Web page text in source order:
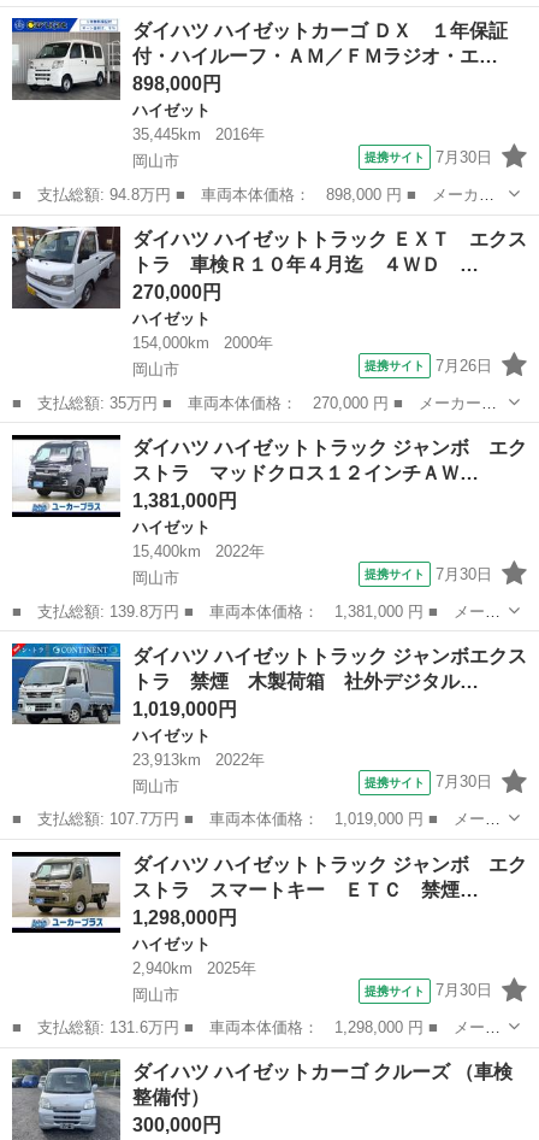
名： ダイハツ ■ 車種名： ハイゼットトラック ■ グレード
名： スタンダード ＭＴ５速 ＡＭ／ＦＭラジオ オートライト
アイドリングスト...
岡山 岡山市 ハイゼット
ダイハツ ハイゼットカーゴ ＤＸ １年保証
付・ハイルーフ・ＡＭ／ＦＭラジオ・エ…
898,000円
ハイゼット
35,445km
2016年
岡山市
提携サイト 7月30日
■ 支払総額: 94.8万円 ■ 車両本体価格： 898,000 円 ■ メーカー
名： ダイハツ ■ 車種名： ハイゼットカーゴ ■ グレード名：
ＤＸ １年保証付・ハイルーフ・ＡＭ／ＦＭラジオ・エアバッグ・パ
ワーステアリ...
岡山 岡山市 ハイゼット
ダイハツ ハイゼットトラック ＥＸＴ エクス
トラ 車検Ｒ１０年４月迄 ４ＷＤ …
270,000円
ハイゼット
154,000km
2000年
岡山市
提携サイト 7月26日
■ 支払総額: 35万円 ■ 車両本体価格： 270,000 円 ■ メーカー
名： ダイハツ ■ 車種名： ハイゼットトラック ■ グレード
名： ＥＸＴ エクストラ 車検Ｒ１０年４月迄 ４ＷＤ オートマ
ＡＴ エアコン パワ...
岡山 岡山市 ハイゼット
ダイハツ ハイゼットトラック ジャンボ エク
ストラ マッドクロス１２インチＡＷ…
1,381,000円
ハイゼット
15,400km
2022年
岡山市
提携サイト 7月30日
■ 支払総額: 139.8万円 ■ 車両本体価格： 1,381,000 円 ■ メーカ
ー名： ダイハツ ■ 車種名： ハイゼットトラック ■ グレード
名： ジャンボ エクストラ マッドクロス１２インチＡＷ ＴＯＹ
Ｏオープン...
岡山 岡山市 ハイゼット
ダイハツ ハイゼットトラック ジャンボエクス
トラ 禁煙 木製荷箱 社外デジタル…
1,019,000円
ハイゼット
23,913km
2022年
岡山市
提携サイト 7月30日
■ 支払総額: 107.7万円 ■ 車両本体価格： 1,019,000 円 ■ メーカ
ー名： ダイハツ ■ 車種名： ハイゼットトラック ■ グレード
名： ジャンボエクストラ 禁煙 木製荷箱 社外デジタルインナー
ミラー プ...
岡山 岡山市 ハイゼット
ダイハツ ハイゼットトラック ジャンボ エク
ストラ スマートキー ＥＴＣ 禁煙…
1,298,000円
ハイゼット
2,940km
2025年
岡山市
提携サイト 7月30日
■ 支払総額: 131.6万円 ■ 車両本体価格： 1,298,000 円 ■ メーカ
ー名： ダイハツ ■ 車種名： ハイゼットトラック ■ グレード
名： ジャンボ エクストラ スマートキー ＥＴＣ 禁煙車 衝突
被害軽減ブ...
岡山 岡山市 ハイゼット
ダイハツ ハイゼットカーゴ クルーズ （車検
整備付）
300,000円